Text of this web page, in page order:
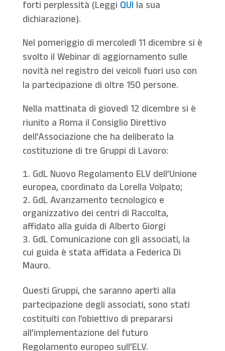
forti perplessità (Leggi QUI la sua
dichiarazione).
Nel pomeriggio di mercoledì 11 dicembre si è
svolto il Webinar di aggiornamento sulle
novità nel registro dei veicoli fuori uso con
la partecipazione di oltre 150 persone.
Nella mattinata di giovedì 12 dicembre si è
riunito a Roma il Consiglio Direttivo
dell’Associazione che ha deliberato la
costituzione di tre Gruppi di Lavoro:
GdL Nuovo Regolamento ELV dell’Unione
europea, coordinato da Lorella Volpato;
GdL Avanzamento tecnologico e
organizzativo dei centri di Raccolta,
affidato alla guida di Alberto Giorgi
GdL Comunicazione con gli associati, la
cui guida è stata affidata a Federica Di
Mauro.
Questi Gruppi, che saranno aperti alla
partecipazione degli associati, sono stati
costituiti con l’obiettivo di prepararsi
all’implementazione del futuro